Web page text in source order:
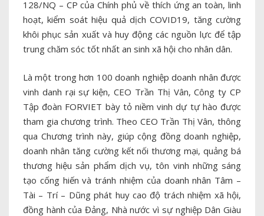
128/NQ – CP của Chính phủ về thích ứng an toàn, linh
hoạt, kiểm soát hiệu quả dịch COVID19, tăng cường
khôi phục sản xuất và huy động các nguồn lực để tập
trung chăm sóc tốt nhất an sinh xã hội cho nhân dân.
Là một trong hơn 100 doanh nghiệp doanh nhân được
vinh danh rại sự kiện, CEO Trần Thị Vân, Công ty CP
Tập đoàn FORVIET bày tỏ niềm vinh dự tự hào được
tham gia chương trình. Theo CEO Trần Thị Vân, thông
qua Chương trình này, giúp cộng đồng doanh nghiệp,
doanh nhân tăng cường kết nối thương mại, quảng bá
thương hiệu sản phẩm dịch vụ, tôn vinh những sáng
tạo cống hiến và tránh nhiệm của doanh nhân Tâm –
Tài – Trí – Dũng phát huy cao độ trách nhiệm xã hội,
đồng hành của Đảng, Nhà nước vì sự nghiệp Dân Giàu